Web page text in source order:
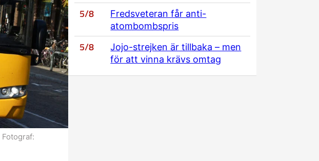
Fotograf:
5/8
Fredsveteran får anti-
atombombspris
5/8
Jojo-strejken är tillbaka – men
för att vinna krävs omtag